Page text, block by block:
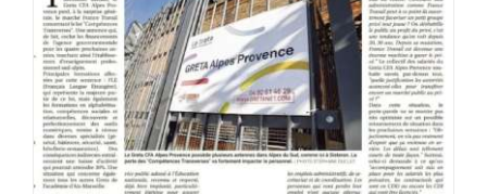
CONTACT
#ACTIONS
#VOS ÉLUES
#FORMATION
#COMMUNIQUÉS